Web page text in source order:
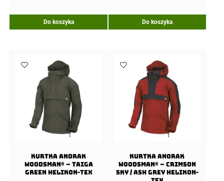
Do koszyka Do koszyka
Kurtka Anorak
WOODSMAN® – Taiga
Green Helikon-Tex
Kurtka Anorak
WOODSMAN® – Crimson
Sky / Ash Grey Helikon-